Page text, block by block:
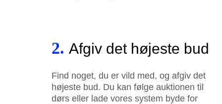
2. Afgiv det højeste bud
Find noget, du er vild med, og afgiv det
højeste bud. Du kan følge auktionen til
dørs eller lade vores system byde for